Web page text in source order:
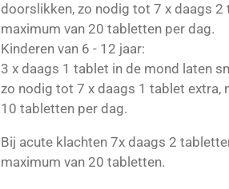
doorslikken, zo nodig tot 7 x daags 2
maximum van 20 tabletten per dag.
Kinderen van 6 - 12 jaar:
3 x daags 1 tablet in de mond laten
zo nodig tot 7 x daags 1 tablet extra,
10 tabletten per dag.
Bij acute klachten 7x daags 2
maximum van 20 tabletten.